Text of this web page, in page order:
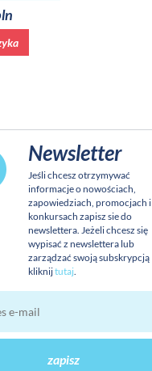
Newsletter
Jeśli chcesz otrzymywać
informacje o nowościach,
zapowiedziach, promocjach i
konkursach zapisz sie do
newslettera. Jeżeli chcesz się
wypisać z newslettera lub
zarządzać swoją subskrypcją
kliknijtutaj.
zapisz